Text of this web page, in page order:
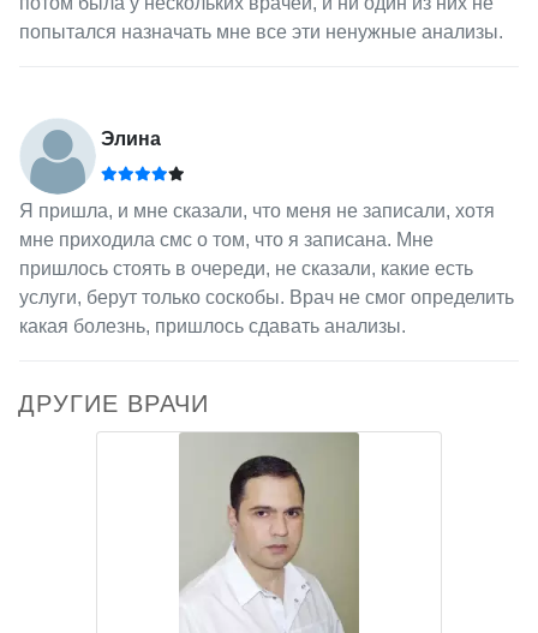
попытался назначать мне все эти ненужные анализы.
Элина
Я пришла, и мне сказали, что меня не записали, хотя
мне приходила смс о том, что я записана. Мне
пришлось стоять в очереди, не сказали, какие есть
услуги, берут только соскобы. Врач не смог определить
какая болезнь, пришлось сдавать анализы.
ДРУГИЕ ВРАЧИ